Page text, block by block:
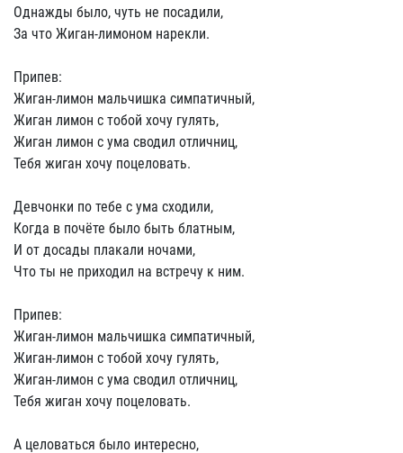
Однажды было, чуть не посадили,
За что Жиган-лимоном нарекли.
Припев:
Жиган-лимон мальчишка симпатичный,
Жиган лимон с тобой хочу гулять,
Жиган лимон с ума сводил отличниц,
Тебя жиган хочу поцеловать.
Девчонки по тебе с ума сходили,
Когда в почёте было быть блатным,
И от досады плакали ночами,
Что ты не приходил на встречу к ним.
Припев:
Жиган-лимон мальчишка симпатичный,
Жиган-лимон с тобой хочу гулять,
Жиган-лимон с ума сводил отличниц,
Тебя жиган хочу поцеловать.
А целоваться было интересно,